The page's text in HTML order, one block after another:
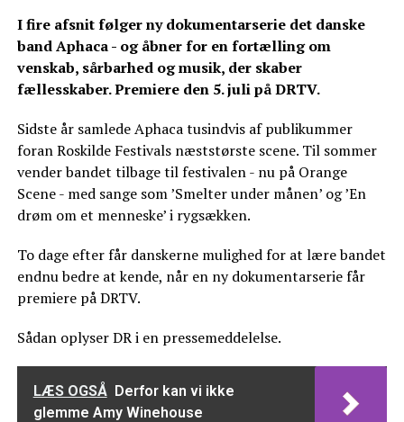
I fire afsnit følger ny dokumentarserie det danske
band Aphaca - og åbner for en fortælling om
venskab, sårbarhed og musik, der skaber
fællesskaber. Premiere den 5. juli på DRTV.
Sidste år samlede Aphaca tusindvis af publikummer
foran Roskilde Festivals næststørste scene. Til sommer
vender bandet tilbage til festivalen - nu på Orange
Scene - med sange som ’Smelter under månen’ og ’En
drøm om et menneske’ i rygsækken.
To dage efter får danskerne mulighed for at lære bandet
endnu bedre at kende, når en ny dokumentarserie får
premiere på DRTV.
Sådan oplyser DR i en pressemeddelelse.
LÆS OGSÅ Derfor kan vi ikke
glemme Amy Winehouse